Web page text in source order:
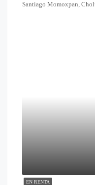
Santiago Momoxpan,
EN RENTA